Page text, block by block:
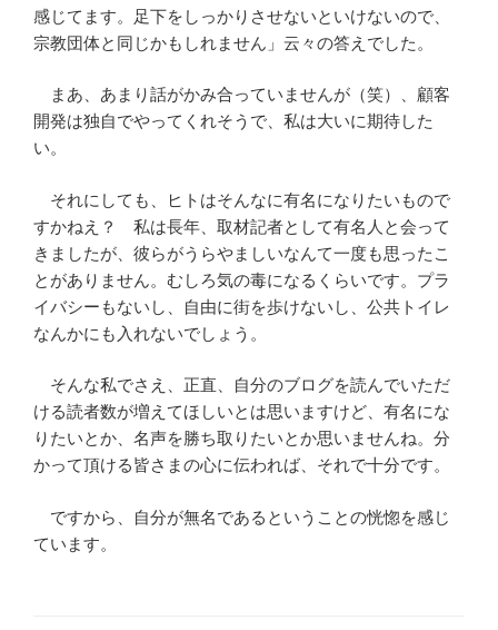
感じてます。足下をしっかりさせないといけないので、
宗教団体と同じかもしれません」云々の答えでした。
まあ、あまり話がかみ合っていませんが（笑）、顧客
開発は独自でやってくれそうで、私は大いに期待した
い。
それにしても、ヒトはそんなに有名になりたいもので
すかねえ？ 私は長年、取材記者として有名人と会って
きましたが、彼らがうらやましいなんて一度も思ったこ
とがありません。むしろ気の毒になるくらいです。プラ
イバシーもないし、自由に街を歩けないし、公共トイレ
なんかにも入れないでしょう。
そんな私でさえ、正直、自分のブログを読んでいただ
ける読者数が増えてほしいとは思いますけど、有名にな
りたいとか、名声を勝ち取りたいとか思いませんね。分
かって頂ける皆さまの心に伝われば、それで十分です。
ですから、自分が無名であるということの恍惚を感じ
ています。